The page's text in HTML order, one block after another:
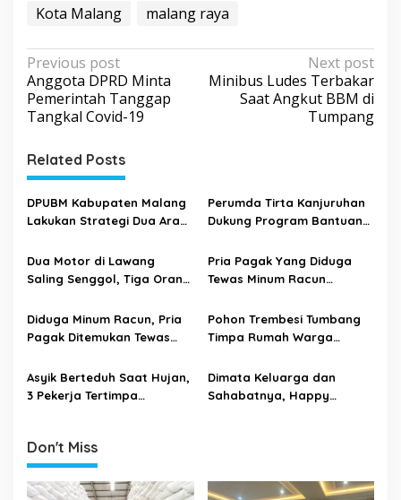
Kota Malang
malang raya
P
o
s
n
a
v
g
a
t
i
o
n
Previous post
Anggota DPRD Minta
Pemerintah Tanggap
Tangkal Covid-19
Next post
Minibus Ludes Terbakar
Saat Angkut BBM di
Tumpang
Related Posts
DPUBM Kabupaten Malang
Lakukan Strategi Dua Arah,
Musim Hujan
Perumda Tirta Kanjuruhan
Dukung Program Bantuan
Kekeringan Kabupaten
Malang
Dua Motor di Lawang
Saling Senggol, Tiga Orang
Pria Pagak Yang Diduga
Tewas Minum Racun
Diduga Minum Racun, Pria
Pagak Ditemukan Tewas
Pohon Trembesi Tumbang
Timpa Rumah Warga
Asyik Berteduh Saat Hujan,
3 Pekerja Tertimpa
Dimata Keluarga dan
Sahabatnya, Happy
Don't Miss